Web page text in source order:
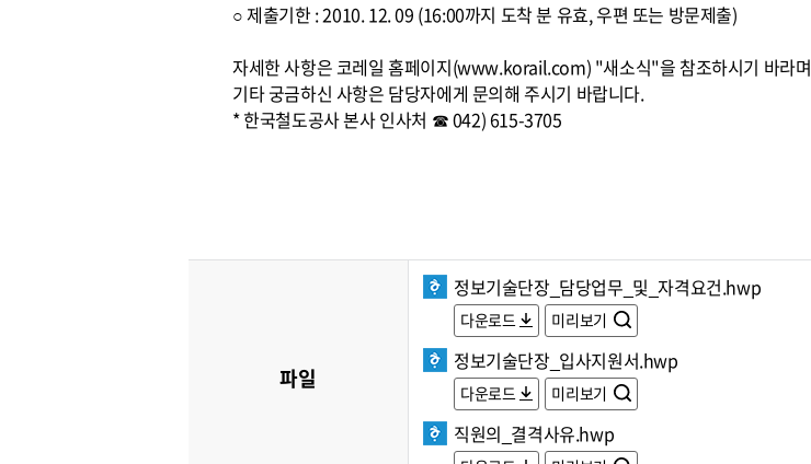
○ 제출기한 : 2010. 12. 09 (16:00까지 도착 분 유효, 우편 또는 방문제출)
자세한 사항은 코레일 홈페이지(www.korail.com) "새소식"을 참조하시기 바라며
기타 궁금하신 사항은 담당자에게 문의해 주시기 바랍니다.
* 한국철도공사 본사 인사처 ☎ 042) 615-3705
파일
정보기술단장_담당업무_및_자격요건.hwp
다운로드 미리보기
정보기술단장_입사지원서.hwp
다운로드 미리보기
직원의_결격사유.hwp